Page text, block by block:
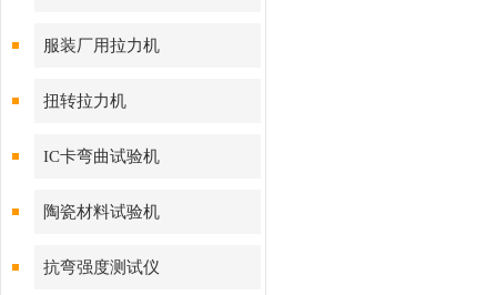
服装厂用拉力机
扭转拉力机
IC卡弯曲试验机
陶瓷材料试验机
抗弯强度测试仪